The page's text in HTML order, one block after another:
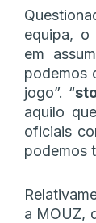
equipa, o
em
podemos
jogo”. “
aquilo
oficiais
podemos
a MOUZ,